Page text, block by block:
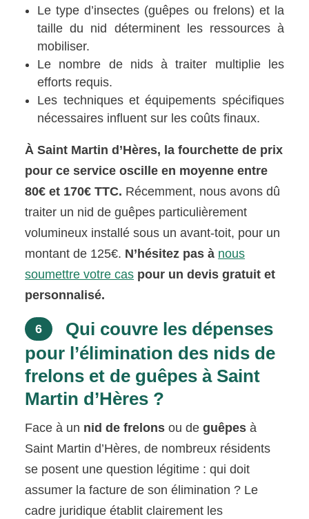
Le type d’insectes (guêpes ou frelons) et la
taille du nid déterminent les ressources à
mobiliser.
Le nombre de nids à traiter multiplie les
efforts requis.
Les techniques et équipements spécifiques
nécessaires influent sur les coûts finaux.
À Saint Martin d’Hères, la fourchette de prix
pour ce service oscille en moyenne entre
80€ et 170€ TTC. Récemment, nous avons dû
traiter un nid de guêpes particulièrement
volumineux installé sous un avant-toit, pour un
montant de 125€. N’hésitez pas à nous
soumettre votre cas pour un devis gratuit et
personnalisé.
6
Qui couvre les dépenses
pour l’élimination des nids de
frelons et de guêpes à Saint
Martin d’Hères ?
Face à un nid de frelons ou deguêpes à
Saint Martin d’Hères, de nombreux résidents
se posent une question légitime : qui doit
assumer la facture de son élimination ? Le
cadre juridique établit clairement les